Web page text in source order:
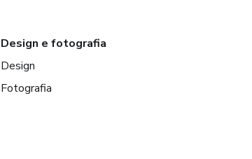
Design e fotografia
Design
Fotografia